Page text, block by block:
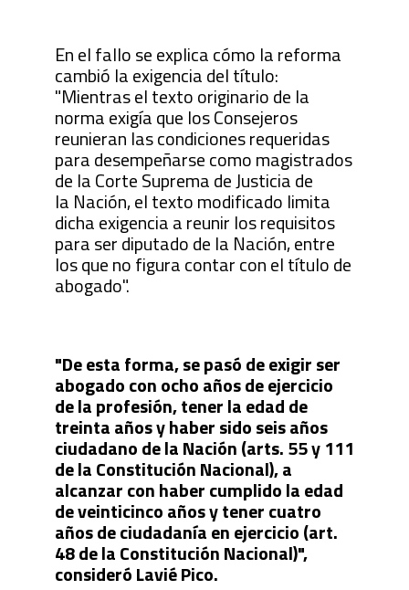
En el fallo se explica cómo la reforma
cambió la exigencia del título:
"Mientras el texto originario de la
norma exigía que los Consejeros
reunieran las condiciones requeridas
para desempeñarse como magistrados
de la Corte Suprema de Justicia de
la Nación, el texto modificado limita
dicha exigencia a reunir los requisitos
para ser diputado de la Nación, entre
los que no figura contar con el título de
abogado".
"De esta forma, se pasó de exigir ser
abogado con ocho años de ejercicio
de la profesión, tener la edad de
treinta años y haber sido seis años
ciudadano de la Nación (arts. 55 y 111
de la Constitución Nacional), a
alcanzar con haber cumplido la edad
de veinticinco años y tener cuatro
años de ciudadanía en ejercicio (art.
48 de la Constitución Nacional)",
consideró Lavié Pico.